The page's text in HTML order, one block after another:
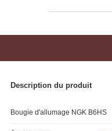
Description du produit
Bougie d'allumage NGK B6HS